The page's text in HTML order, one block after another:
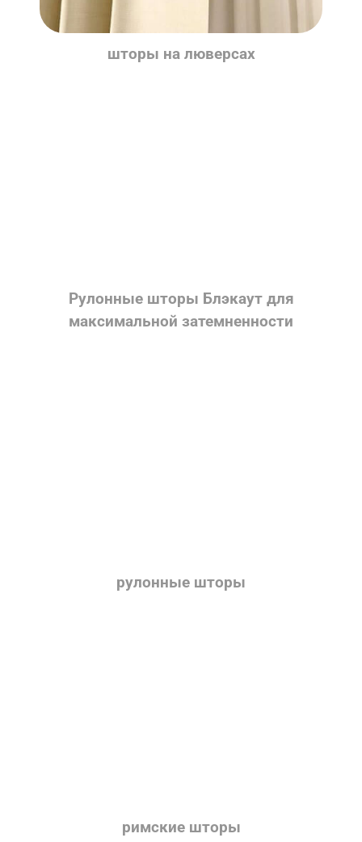
шторы на люверсах
Рулонные шторы Блэкаут для
максимальной затемненности
рулонные шторы
римские шторы